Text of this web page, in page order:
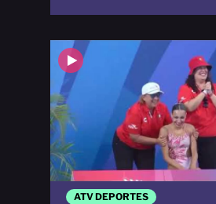
ATV DEPORTES